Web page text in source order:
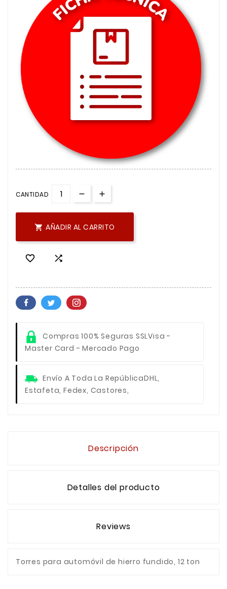
CANTIDAD
 AÑADIR AL CARRITO
 
Compras 100% Seguras SSLVisa -
Master Card - Mercado Pago
Envío A Toda La RepúblicaDHL,
Estafeta, Fedex, Castores,
Descripción
Detalles del producto
Reviews
Torres para automóvil de hierro fundido, 12 ton